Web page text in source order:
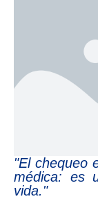
"El chequeo
médica: es
vida."